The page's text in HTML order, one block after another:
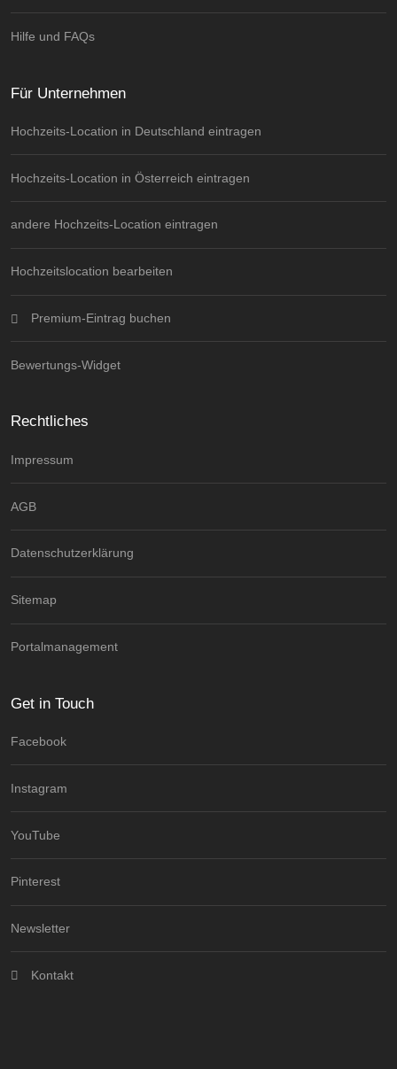
Hilfe und FAQs
Für Unternehmen
Hochzeits-Location in Deutschland eintragen
Hochzeits-Location in Österreich eintragen
andere Hochzeits-Location eintragen
Hochzeitslocation bearbeiten
Premium-Eintrag buchen
Bewertungs-Widget
Rechtliches
Impressum
AGB
Datenschutzerklärung
Sitemap
Portalmanagement
Get in Touch
Facebook
Instagram
YouTube
Pinterest
Newsletter
Kontakt